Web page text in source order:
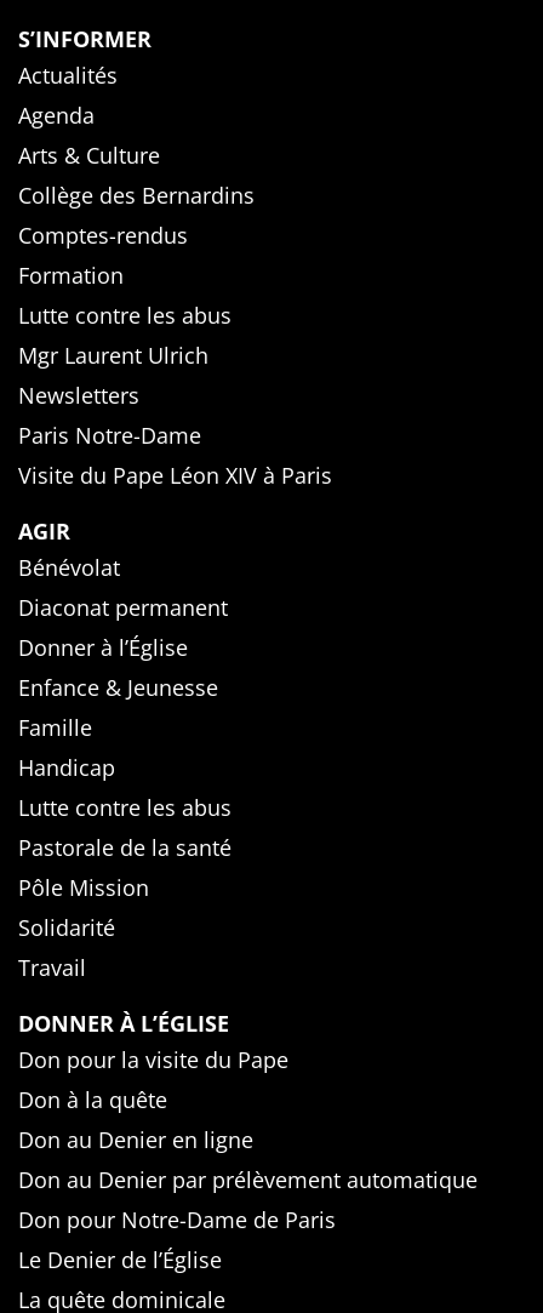
S’INFORMER
Actualités
Agenda
Arts & Culture
Collège des Bernardins
Comptes-rendus
Formation
Lutte contre les abus
Mgr Laurent Ulrich
Newsletters
Paris Notre-Dame
Visite du Pape Léon XIV à Paris
AGIR
Bénévolat
Diaconat permanent
Donner à l’Église
Enfance & Jeunesse
Famille
Handicap
Lutte contre les abus
Pastorale de la santé
Pôle Mission
Solidarité
Travail
DONNER À L’ÉGLISE
Don pour la visite du Pape
Don à la quête
Don au Denier en ligne
Don au Denier par prélèvement automatique
Don pour Notre-Dame de Paris
Le Denier de l’Église
La quête dominicale